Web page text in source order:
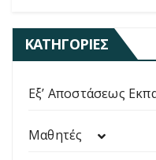
ΚΑΤΗΓΟΡΊΕΣ
Εξ’ Αποστάσεως
Μαθητές